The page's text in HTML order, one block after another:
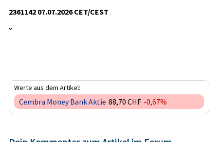
2361142 07.07.2026 CET/CEST
°
Werte aus dem Artikel:
Cembra Money Bank Aktie 88,70 CHF -0,67%